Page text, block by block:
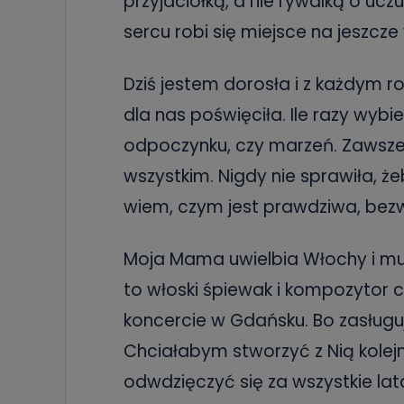
19 dostępu
ich
sprzeciwu
Do
Jakie
Przetwarzane
Państwa (lub
źródeł
adres
Jak
Można to
sercu robi się miejsce na jeszcze
Dziś jestem dorosła i z każdym
dla nas poświęciła. Ile razy
odpoczynku, czy marzeń.
wszystkim. Nigdy nie sprawiła,
wiem, czym jest prawdziwa,
Moja Mama uwielbia Włochy i
to włoski śpiewak i kompozytor
koncercie w Gdańsku. Bo
Chciałabym stworzyć z Nią
odwdzięczyć się za wszystkie